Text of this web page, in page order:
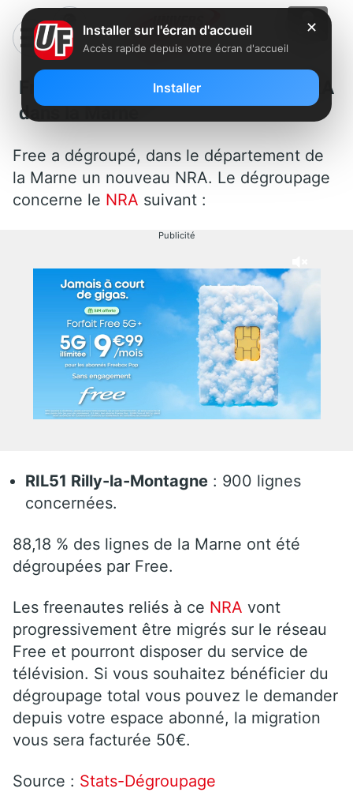
Free a dégroupé un nouveau NRA
dans la Marne
Free a dégroupé, dans le département de
la Marne un nouveau NRA. Le dégroupage
concerne le NRA suivant :
Publicité
RIL51 Rilly-la-Montagne : 900 lignes
concernées.
88,18 % des lignes de la Marne ont été
dégroupées par Free.
Les freenautes reliés à ce NRA vont
progressivement être migrés sur le réseau
Free et pourront disposer du service de
télévision. Si vous souhaitez bénéficier du
dégroupage total vous pouvez le demander
depuis votre espace abonné, la migration
vous sera facturée 50€.
Source : Stats-Dégroupage
✕
Installer sur l'écran d'accueil
Accès rapide depuis votre écran d'accueil
Installer